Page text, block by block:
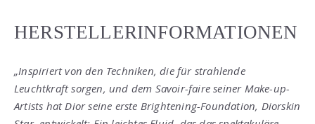
HERSTELLERINFORMATIONEN
„Inspiriert von den Techniken, die für strahlende
Leuchtkraft sorgen, und dem Savoir-faire seiner Make-up-
Artists hat Dior seine erste Brightening-Foundation, Diorskin